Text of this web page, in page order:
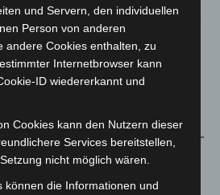
Bagger-Unfall auf Baustelle
und Servern, den individuellen
Person von anderen
andere Cookies enthalten, zu
Internetbrowser kann
ID wiedererkannt und
Cookies kann den Nutzern dieser
Services bereitstellen,
nicht möglich wären.
können die Informationen und